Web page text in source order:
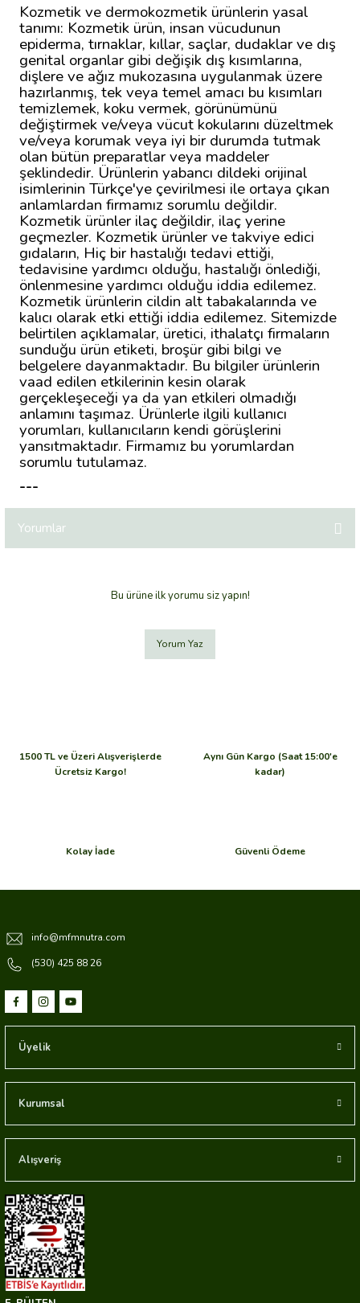
Kozmetik ve dermokozmetik ürünlerin yasal
tanımı: Kozmetik ürün, insan vücudunun
epiderma, tırnaklar, kıllar, saçlar, dudaklar ve dış
genital organlar gibi değişik dış kısımlarına,
dişlere ve ağız mukozasına uygulanmak üzere
hazırlanmış, tek veya temel amacı bu kısımları
temizlemek, koku vermek, görünümünü
değiştirmek ve/veya vücut kokularını düzeltmek
ve/veya korumak veya iyi bir durumda tutmak
olan bütün preparatlar veya maddeler
şeklindedir. Ürünlerin yabancı dildeki orijinal
isimlerinin Türkçe'ye çevirilmesi ile ortaya çıkan
anlamlardan firmamız sorumlu değildir.
Kozmetik ürünler ilaç değildir, ilaç yerine
geçmezler. Kozmetik ürünler ve takviye edici
gıdaların, Hiç bir hastalığı tedavi ettiği,
tedavisine yardımcı olduğu, hastalığı önlediği,
önlenmesine yardımcı olduğu iddia edilemez.
Kozmetik ürünlerin cildin alt tabakalarında ve
kalıcı olarak etki ettiği iddia edilemez. Sitemizde
belirtilen açıklamalar, üretici, ithalatçı firmaların
sunduğu ürün etiketi, broşür gibi bilgi ve
belgelere dayanmaktadır. Bu bilgiler ürünlerin
vaad edilen etkilerinin kesin olarak
gerçekleşeceği ya da yan etkileri olmadığı
anlamını taşımaz. Ürünlerle ilgili kullanıcı
yorumları, kullanıcıların kendi görüşlerini
yansıtmaktadır. Firmamız bu yorumlardan
sorumlu tutulamaz.
---
Yorumlar
Bu ürüne ilk yorumu siz yapın!
Yorum Yaz
1500 TL ve Üzeri Alışverişlerde
Ücretsiz Kargo!
Aynı Gün Kargo (Saat 15:00'e
kadar)
Kolay İade Güvenli Ödeme
info@mfmnutra.com
(530) 425 88 26
Üyelik
Kurumsal
Alışveriş